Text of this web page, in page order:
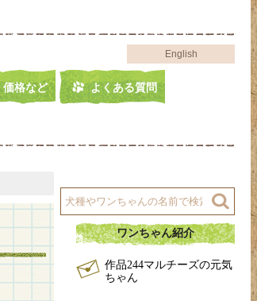
English
価格など よくある質問
ワンちゃん紹介
作品244マルチーズの元気
ちゃん